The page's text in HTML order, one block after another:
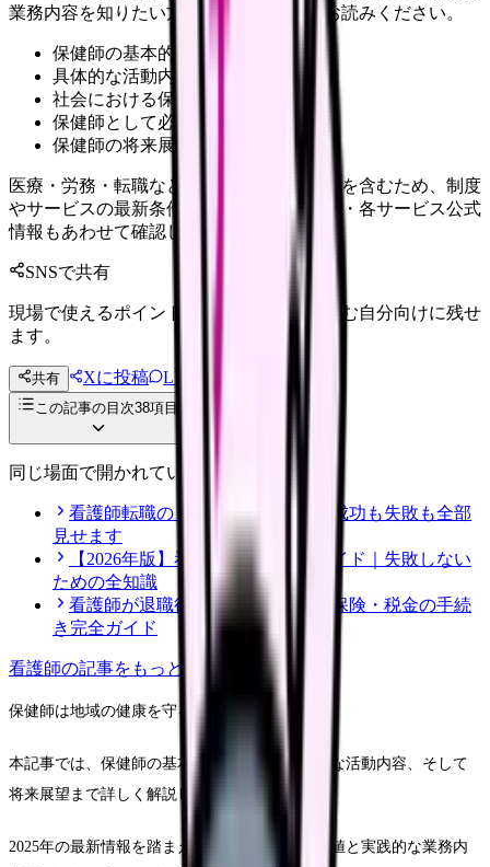
業務内容を知りたい方は、ぜひ最後までお読みください。
保健師の基本的な役割と使命
具体的な活動内容と業務範囲
社会における保健師の責任と価値
保健師として必要なスキルと資質
保健師の将来展望と可能性
医療・労務・転職など判断に影響する内容を含むため、制度
やサービスの最新条件は公的機関・勤務先・各サービス公式
情報もあわせて確認してください。
SNSで共有
現場で使えるポイントを、同僚やあとで読む自分向けに残せ
ます。
共有 Xに投稿 LINE
投稿文コピー
この記事の目次38項目
同じ場面で開かれている記事
看護師転職のリアル体験談12選｜成功も失敗も全部
見せます
【2026年版】看護師転職の完全ガイド｜失敗しない
ための全知識
看護師が退職後にやるべき年金・保険・税金の手続
き完全ガイド
看護師の記事をもっと見る
保健師は地域の健康を守る重要な存在です。
本記事では、保健師の基本的な役割から具体的な活動内容、そして
将来展望まで詳しく解説します。
2025年の最新情報を踏まえた保健師の社会的価値と実践的な業務内